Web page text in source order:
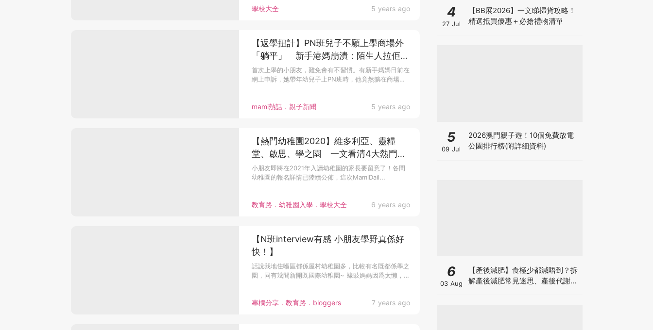
學校大全 5 years ago
mami熱話．親子新聞 5 years ago
【返學扭計】PN班兒子不願上學商場外
「躺平」 新手港媽崩潰：陌生人拉佢先
起身
首次上學的小朋友，難免會有不習慣。有新手媽媽日前在
網上申訴，她帶年幼兒子上PN班時，他竟然躺在商場
教育路．幼稚園入學．學校大全 6 years ago
【熱門幼稚園2020】維多利亞、靈糧
堂、啟思、學之園 一文看清4大熱門連
鎖幼稚園特色、學費
小朋友即將在2021年入讀幼稚園的家長要留意了！各間
幼稚園的報名詳情已陸續公佈，這次MamiDail...
專欄分享．教育路．bloggers 7 years ago
【N班interview有感 小朋友學野真係好
快！】
話說我地住嗰區都係屋村幼稚園多，比較有名既都係學之
園，同有幾間新開既國際幼稚園~ 蠔豉媽媽因爲太懶，誇
4
27 Jul
【BB展2026】一文睇掃貨攻略！
精選抵買優惠＋必搶禮物清單
5
09 Jul
2026澳門親子遊！10個免費放電
公園排行榜(附詳細資料)
6
03 Aug
【產後減肥】食極少都減唔到？拆
解產後減肥常見迷思、產後代謝、